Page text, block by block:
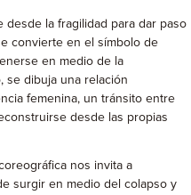
la fragilidad para dar paso
convierte en el símbolo de
en medio de la
se dibuja una relación
femenina, un tránsito entre
desde las propias
nos invita a
surgir en medio del colapso y